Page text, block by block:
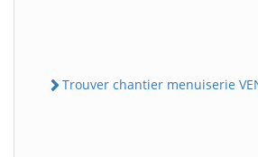
Trouver chantier menuiserie